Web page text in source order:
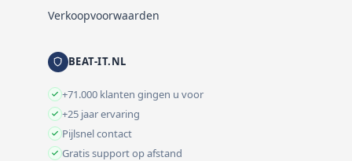
Verkoopvoorwaarden
BEAT-IT.NL
+71.000 klanten gingen u voor
+25 jaar ervaring
Pijlsnel contact
Gratis support op afstand